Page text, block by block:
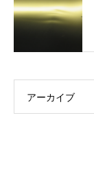
アーカイブ